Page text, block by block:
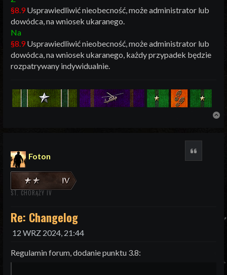
§8.9Usprawiedliwić nieobecność, może administrator lub
dowódca, na wniosek ukaranego.
Na
§8.9Usprawiedliwić nieobecność, może administrator lub
dowódca, na wniosek ukaranego, każdy przypadek będzie
rozpatrywany indywidualnie.
Foton
ST. CHORĄŻY IV
Re: Changelog
12 WRZ 2024, 21:44
Regulamin forum, dodanie punktu 3.8: